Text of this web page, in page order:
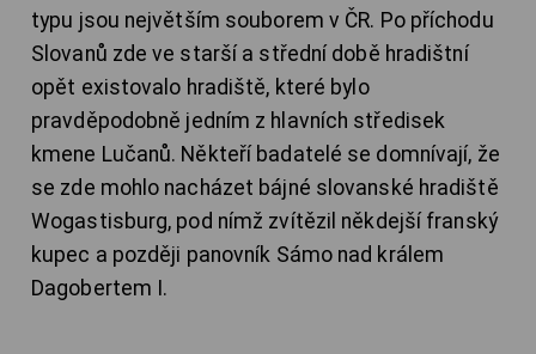
typu jsou největším souborem v ČR. Po příchodu
Slovanů zde ve starší a střední době hradištní
opět existovalo hradiště, které bylo
pravděpodobně jedním z hlavních středisek
kmene Lučanů. Někteří badatelé se domnívají, že
se zde mohlo nacházet bájné slovanské hradiště
Wogastisburg, pod nímž zvítězil někdejší franský
kupec a později panovník Sámo nad králem
Dagobertem I.